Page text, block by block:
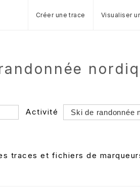
Créer une trace Visualiser
Activité
Dossier
traces et fichiers de